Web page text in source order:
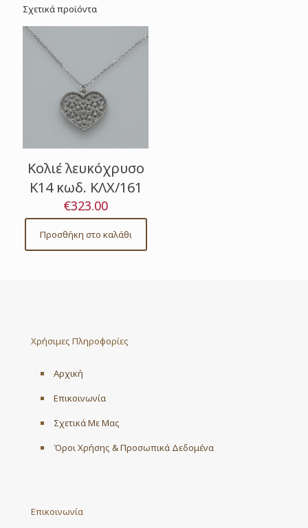
Σχετικά προϊόντα
Κολιέ λευκόχρυσο
Κ14 κωδ. ΚΛΧ/161
€323.00
Προσθήκη στο καλάθι
Χρήσιμες Πληροφορίες
Αρχική
Επικοινωνία
Σχετικά Με Μας
Όροι Χρήσης & Προσωπικά Δεδομένα
Επικοινωνία